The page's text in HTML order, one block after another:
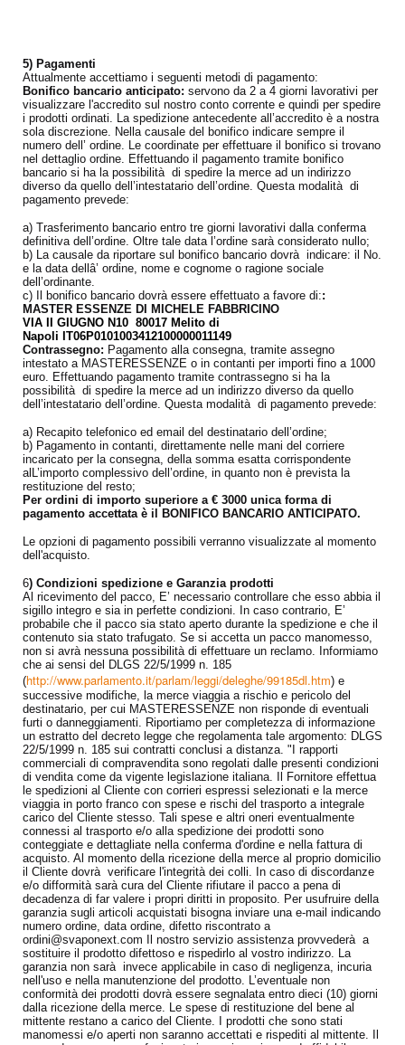
5) Pagamenti
Attualmente accettiamo i seguenti metodi di pagamento:
Bonifico bancario anticipato: servono da 2 a 4 giorni lavorativi per
visualizzare l'accredito sul nostro conto corrente e quindi per spedire
i prodotti ordinati. La spedizione antecedente all’accredito è a nostra
sola discrezione. Nella causale del bonifico indicare sempre il
numero dell’ ordine. Le coordinate per effettuare il bonifico si trovano
nel dettaglio ordine. Effettuando il pagamento tramite bonifico
bancario si ha la possibilità di spedire la merce ad un indirizzo
diverso da quello dell’intestatario dell’ordine. Questa modalità di
pagamento prevede:
a) Trasferimento bancario entro tre giorni lavorativi dalla conferma
definitiva dell’ordine. Oltre tale data l’ordine sarà considerato nullo;
b) La causale da riportare sul bonifico bancario dovrà indicare: il No.
e la data dellâ’ ordine, nome e cognome o ragione sociale
dell’ordinante.
c) Il bonifico bancario dovrà essere effettuato a favore di::
MASTER ESSENZE DI MICHELE FABBRICINO
VIA II GIUGNO N10 80017 Melito di
Napoli IT06P0101003412100000011149
Contrassegno: Pagamento alla consegna, tramite assegno
intestato a MASTERESSENZE o in contanti per importi fino a 1000
euro. Effettuando pagamento tramite contrassegno si ha la
possibilità di spedire la merce ad un indirizzo diverso da quello
dell’intestatario dell’ordine. Questa modalità di pagamento prevede:
a) Recapito telefonico ed email del destinatario dell’ordine;
b) Pagamento in contanti, direttamente nelle mani del corriere
incaricato per la consegna, della somma esatta corrispondente
alL’importo complessivo dell’ordine, in quanto non è prevista la
restituzione del resto;
Per ordini di importo superiore a € 3000 unica forma di
pagamento accettata è il BONIFICO BANCARIO ANTICIPATO.
Le opzioni di pagamento possibili verranno visualizzate al momento
dell'acquisto.
6) Condizioni spedizione e Garanzia prodotti
Al ricevimento del pacco, E’ necessario controllare che esso abbia il
sigillo integro e sia in perfette condizioni. In caso contrario, E’
probabile che il pacco sia stato aperto durante la spedizione e che il
contenuto sia stato trafugato. Se si accetta un pacco manomesso,
non si avrà nessuna possibilità di effettuare un reclamo. Informiamo
che ai sensi del DLGS 22/5/1999 n. 185
(http://www.parlamento.it/parlam/leggi/deleghe/99185dl.htm) e
successive modifiche, la merce viaggia a rischio e pericolo del
destinatario, per cui MASTERESSENZE non risponde di eventuali
furti o danneggiamenti. Riportiamo per completezza di informazione
un estratto del decreto legge che regolamenta tale argomento: DLGS
22/5/1999 n. 185 sui contratti conclusi a distanza. "I rapporti
commerciali di compravendita sono regolati dalle presenti condizioni
di vendita come da vigente legislazione italiana. Il Fornitore effettua
le spedizioni al Cliente con corrieri espressi selezionati e la merce
viaggia in porto franco con spese e rischi del trasporto a integrale
carico del Cliente stesso. Tali spese e altri oneri eventualmente
connessi al trasporto e/o alla spedizione dei prodotti sono
conteggiate e dettagliate nella conferma d'ordine e nella fattura di
acquisto. Al momento della ricezione della merce al proprio domicilio
il Cliente dovrà verificare l'integrità dei colli. In caso di discordanze
e/o difformità sarà cura del Cliente rifiutare il pacco a pena di
decadenza di far valere i propri diritti in proposito. Per usufruire della
garanzia sugli articoli acquistati bisogna inviare una e-mail indicando
numero ordine, data ordine, difetto riscontrato a
ordini@svaponext.com Il nostro servizio assistenza provvederà a
sostituire il prodotto difettoso e rispedirlo al vostro indirizzo. La
garanzia non sarà invece applicabile in caso di negligenza, incuria
nell'uso e nella manutenzione del prodotto. L’eventuale non
conformità dei prodotti dovrà essere segnalata entro dieci (10) giorni
dalla ricezione della merce. Le spese di restituzione del bene al
mittente restano a carico del Cliente. I prodotti che sono stati
manomessi e/o aperti non saranno accettati e rispediti al mittente. Il